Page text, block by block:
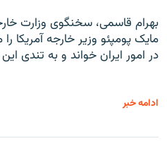
بهرام قاسمی، سخنگوی وزارت
مایک پومپئو وزیر خارجه آمریکا
در امور ایران خواند و به تندی
ادامه خبر